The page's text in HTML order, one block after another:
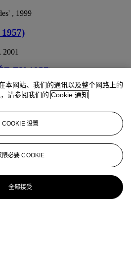
, 1999
2001
EN 1957)
et Scarifications', le modèle créé en
2001
EN 1957)
2017
EN 1957)
本网站、我们的通讯以及整个网路上的
请参阅我们的 Cookie 通知
COOKIE 设置
限必要 COOKIE
全部接受